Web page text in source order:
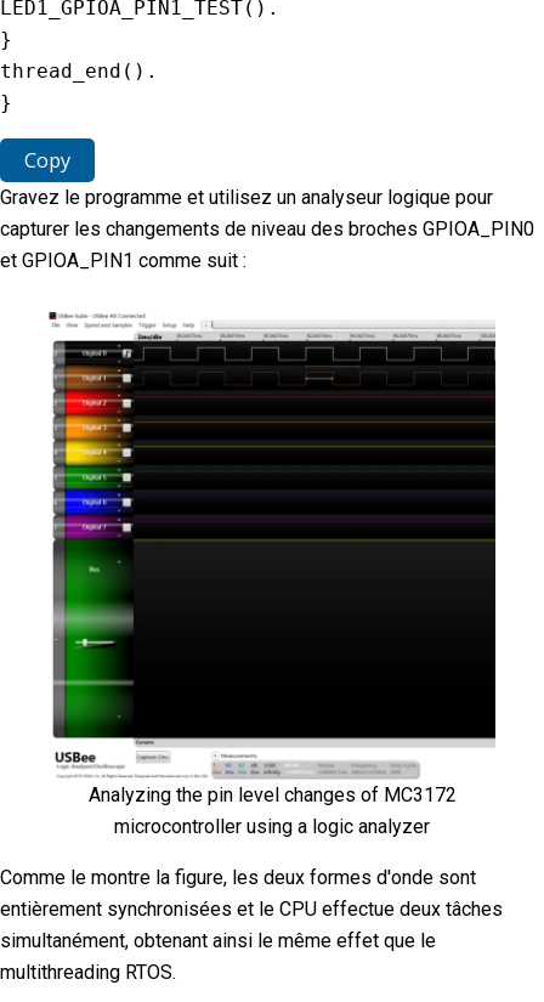
LED1_GPIOA_PIN1_TEST( ) .
}
thread_end ( ) .
}
Copy
Gravez le programme et utilisez un analyseur logique pour
capturer les changements de niveau des broches GPIOA_PIN0
et GPIOA_PIN1 comme suit :
Analyzing the pin level changes of MC3172
microcontroller using a logic analyzer
Comme le montre la figure, les deux formes d'onde sont
entièrement synchronisées et le CPU effectue deux tâches
simultanément, obtenant ainsi le même effet que le
multithreading RTOS.